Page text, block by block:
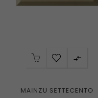

MAINZU SETTECENTO